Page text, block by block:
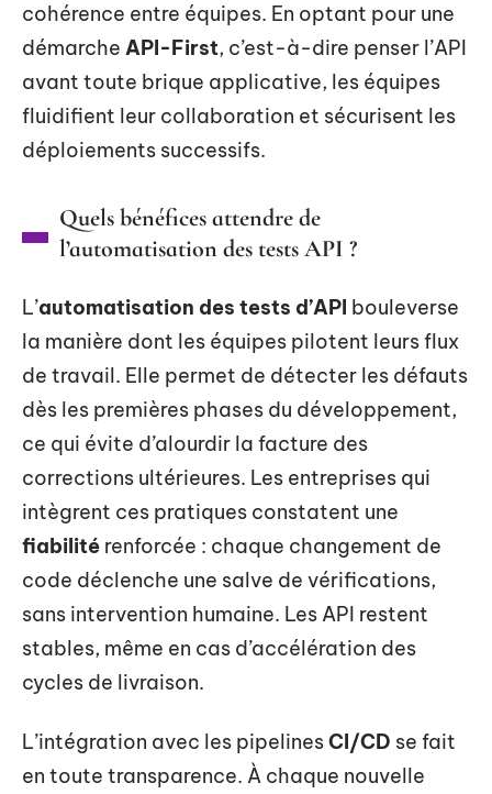
cohérence entre équipes. En optant pour une
démarche API-First, c’est-à-dire penser l’API
avant toute brique applicative, les équipes
fluidifient leur collaboration et sécurisent les
déploiements successifs.
Quels bénéfices attendre de
l’automatisation des tests API ?
L’automatisation des tests d’API bouleverse
la manière dont les équipes pilotent leurs flux
de travail. Elle permet de détecter les défauts
dès les premières phases du développement,
ce qui évite d’alourdir la facture des
corrections ultérieures. Les entreprises qui
intègrent ces pratiques constatent une
fiabilité renforcée : chaque changement de
code déclenche une salve de vérifications,
sans intervention humaine. Les API restent
stables, même en cas d’accélération des
cycles de livraison.
L’intégration avec les pipelinesCI/CD se fait
en toute transparence. À chaque nouvelle